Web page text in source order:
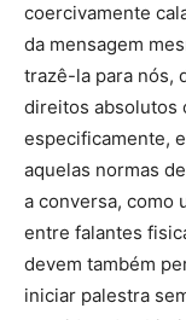
coercivamente
da mensagem
trazê-la para nós,
direitos absolutos
especificamente,
aquelas normas
a conversa, como
entre falantes
devem também
iniciar palestra